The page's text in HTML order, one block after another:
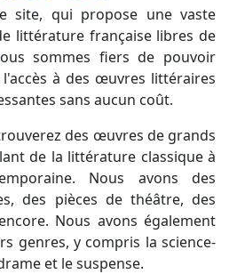
site, qui propose une vaste
littérature française libres de
sommes fiers de pouvoir
à des œuvres littéraires
sans aucun coût.
des œuvres de grands
de la littérature classique à
Nous avons des
des pièces de théâtre, des
Nous avons également
genres, y compris la science-
et le suspense.